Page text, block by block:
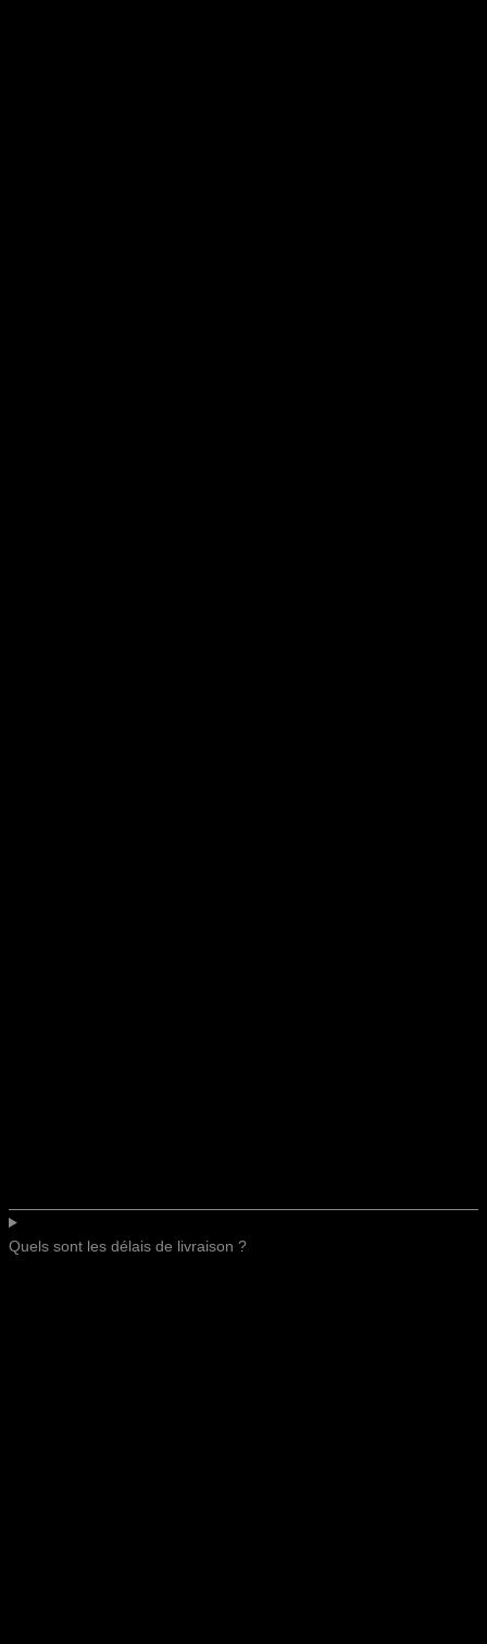
Quels sont les délais de livraison ?